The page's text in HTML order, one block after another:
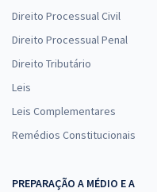
Direito Processual Civil
Direito Processual Penal
Direito Tributário
Leis
Leis Complementares
Remédios Constitucionais
PREPARAÇÃO A MÉDIO E A